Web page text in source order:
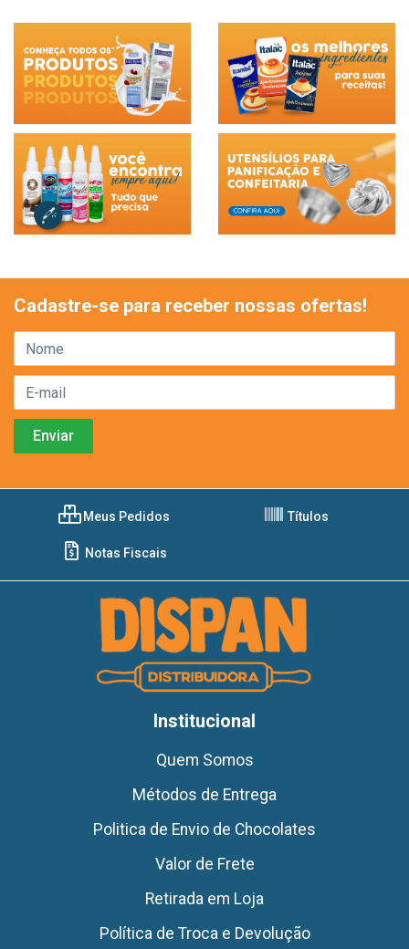
Cadastre-se para receber nossas ofertas!
Meus Pedidos Títulos
Notas Fiscais
Institucional
Quem Somos
Métodos de Entrega
Politica de Envio de Chocolates
Valor de Frete
Retirada em Loja
Política de Troca e Devolução